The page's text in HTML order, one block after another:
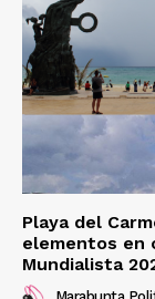
Playa del
elementos en
Mundialista